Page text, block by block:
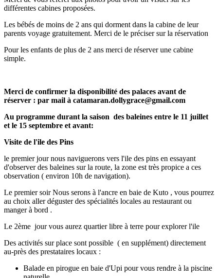
différentes cabines proposées.
Les bébés de moins de 2 ans qui dorment dans la cabine de leur
parents voyage gratuitement. Merci de le préciser sur la réservation
Pour les enfants de plus de 2 ans merci de réserver une cabine
simple.
Merci de confirmer la disponibilité des palaces avant de
réserver : par mail à catamaran.dollygrace@gmail.com
Au programme durant la saison des baleines entre le 11 juillet
et le 15 septembre et avant:
Visite de l'ile des Pins
le premier jour nous naviguerons vers l'ile des pins en essayant
d'observer des baleines sur la route, la zone est très propice a ces
observation ( environ 10h de navigation).
Le premier soir Nous serons à l'ancre en baie de Kuto , vous pourrez
au choix aller déguster des spécialités locales au restaurant ou
manger à bord .
Le 2ème jour vous aurez quartier libre à terre pour explorer l'ile
Des activités sur place sont possible ( en supplément) directement
au-près des prestataires locaux :
Balade en pirogue en baie d'Upi pour vous rendre à la piscine